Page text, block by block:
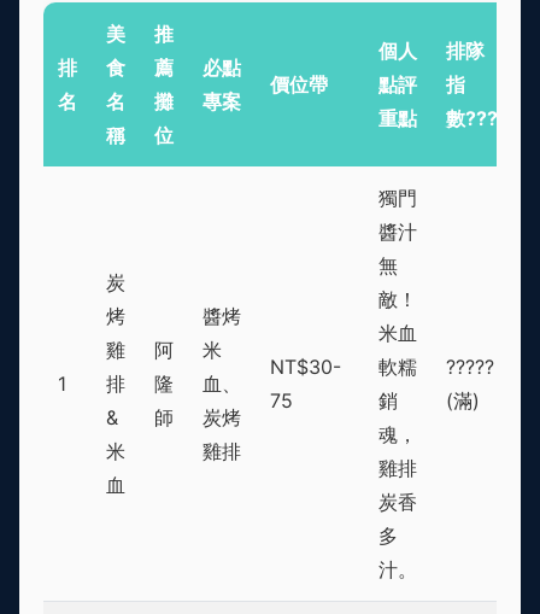
排
名
美
食
名
稱
推
薦
攤
位
必點
專案
價位帶
個人
點評
重點
排隊
指
數???
1
炭
烤
雞
排
&
米
血
阿
隆
師
醬烤
米
血、
炭烤
雞排
NT$30-
75
獨門
醬汁
無
敵！
米血
軟糯
銷
魂，
雞排
炭香
多
汁。
?????
(滿)